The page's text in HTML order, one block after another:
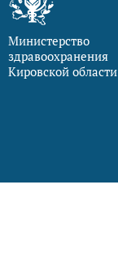
Министерство
здравоохранения
Кировской области